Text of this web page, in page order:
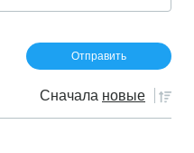
Сначала новые